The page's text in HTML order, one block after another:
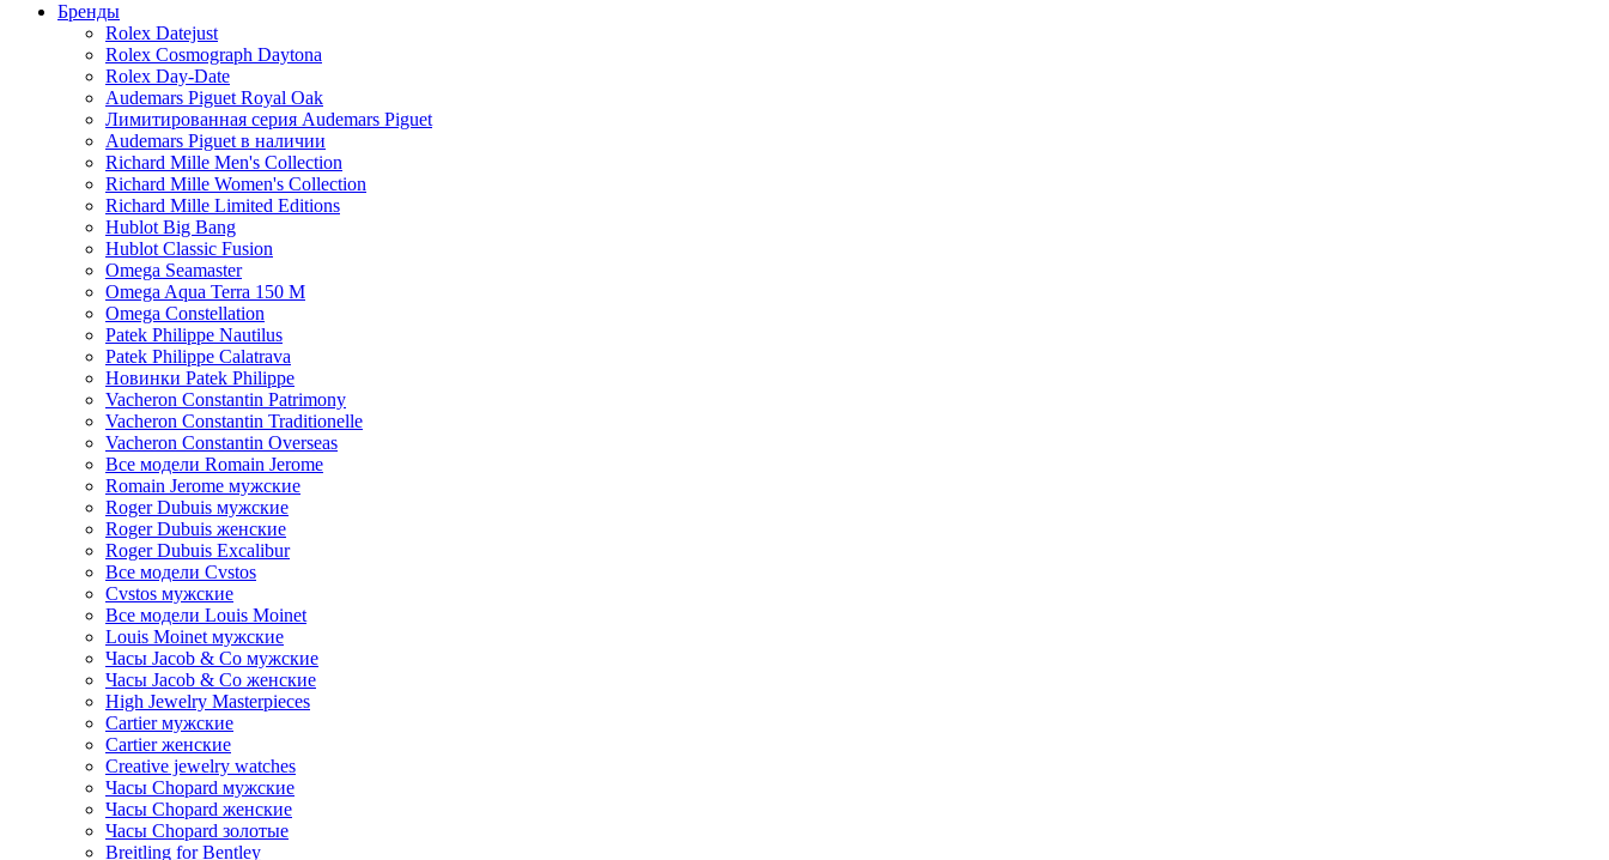
Бренды
Rolex Datejust
Rolex Cosmograph Daytona
Rolex Day-Date
Audemars Piguet Royal Oak
Лимитированная серия Audemars Piguet
Audemars Piguet в наличии
Richard Mille Men's Collection
Richard Mille Women's Collection
Richard Mille Limited Editions
Hublot Big Bang
Hublot Classic Fusion
Omega Seamaster
Omega Aqua Terra 150 M
Omega Constellation
Patek Philippe Nautilus
Patek Philippe Calatrava
Новинки Patek Philippe
Vacheron Constantin Patrimony
Vacheron Constantin Traditionelle
Vacheron Constantin Overseas
Все модели Romain Jerome
Romain Jerome мужские
Roger Dubuis мужские
Roger Dubuis женские
Roger Dubuis Excalibur
Все модели Cvstos
Cvstos мужские
Все модели Louis Moinet
Louis Moinet мужские
Часы Jacob & Co мужские
Часы Jacob & Co женские
High Jewelry Masterpieces
Cartier мужские
Cartier женские
Creative jewelry watches
Часы Chopard мужские
Часы Сhopard женские
Часы Сhopard золотые
Breitling for Bentley